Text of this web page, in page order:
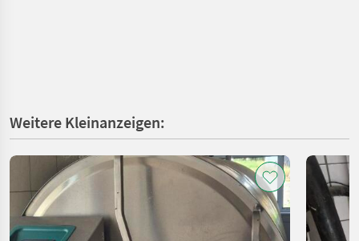
Weitere Kleinanzeigen: